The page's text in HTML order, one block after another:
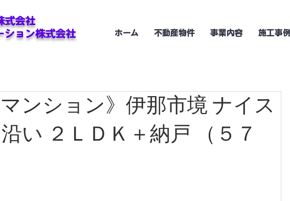
式会社
ション株式会社
ホーム 不動産物件 事業内容 施工事例
マンション》伊那市境 ナイス
い ２ＬＤＫ＋納戸 （５７